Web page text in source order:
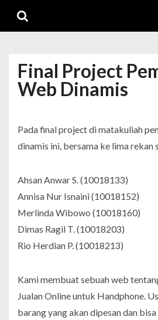
navigation
content
Final Project
Web Dinamis
Pada final project di matakuliah
dinamis ini, bersama ke lima rekan
Ahsan Anwar S. (10018133)
Annisa Nur Isnaini (10018152)
Merlinda Wibowo (10018160)
Dimas Ragil T. (10018203)
Rio Herdian P. (10018213)
Kami membuat sebuah web
Jualan Online untuk Handphone.
barang yang akan dipesan dan